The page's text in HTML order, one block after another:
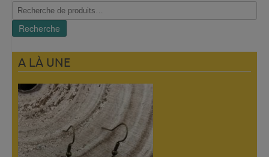
Recherche
pour :
Recherche
A LÀ UNE